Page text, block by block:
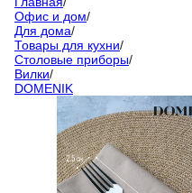
Офис и дом/
Для дома/
Товары для кухни/
Столовые приборы/
Вилки/
DOMENIK